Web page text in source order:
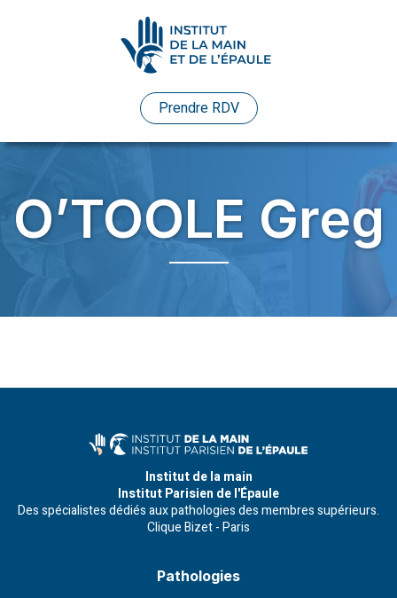
Prendre RDV
O’TOOLE Greg
Institut de la main
Institut Parisien de l'Épaule
Des spécialistes dédiés aux pathologies des membres supérieurs.
Clique Bizet - Paris
Pathologies
Praticiens
Etudes
de
pratiques
Humanitaire